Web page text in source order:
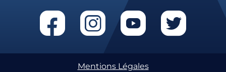
Mentions Légales